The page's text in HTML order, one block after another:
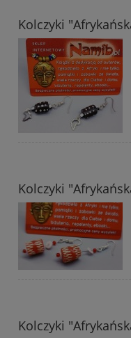
Kolczyki
Kolczyki
Kolczyki